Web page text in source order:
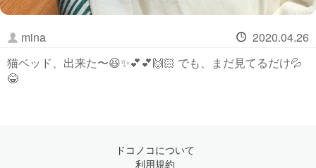
mina
2020.04.26
猫ベッド、出来た〜😆✨💕💕🙌🏻 でも、まだ見てるだけ💦
😂
ドコノコについて
利用規約